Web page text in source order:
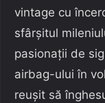
vintage cu
sfârșitul
pasionații de
airbag-ului în
reușit să